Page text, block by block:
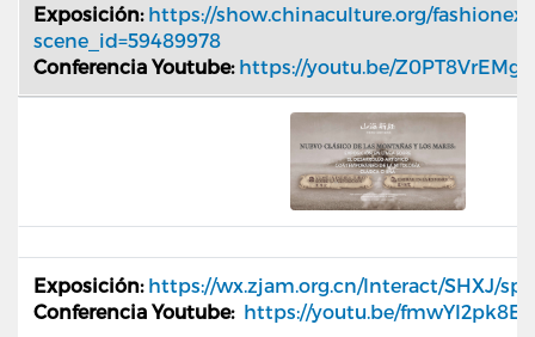
Exposición: https://show.chinaculture.org/
scene_id=59489978
Conferencia Youtube: https://youtu.be/Z0PT8VrEMgo
Exposición: https://wx.zjam.org.cn/Interact/SHXJ/
Conferencia Youtube: https://youtu.be/